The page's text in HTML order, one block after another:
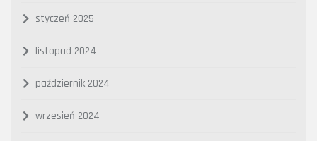
styczeń 2025
listopad 2024
październik 2024
wrzesień 2024